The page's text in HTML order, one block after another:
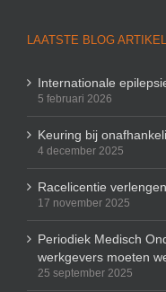
LAATSTE BLOG
Internationale
5 februari 2026
Keuring bij
4 december 2025
Racelicentie
17 november 2025
Periodiek Medisch
werkgevers moeten
25 september 2025